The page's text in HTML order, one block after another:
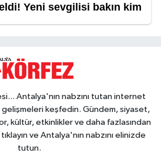
Antalya'nın nabzını tutan internet
keşfedin. Gündem, siyaset,
kültür, etkinlikler ve daha fazlasından
ve Antalya'nın nabzını elinizde
tutun.